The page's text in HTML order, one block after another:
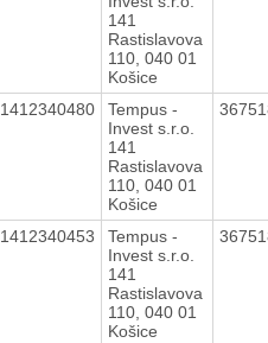
141
Rastislavova
110, 040 01
Košice
1412340480
Tempus -
Invest s.r.o.
141
Rastislavova
110, 040 01
Košice
1412340453
Tempus -
Invest s.r.o.
141
Rastislavova
110, 040 01
Košice